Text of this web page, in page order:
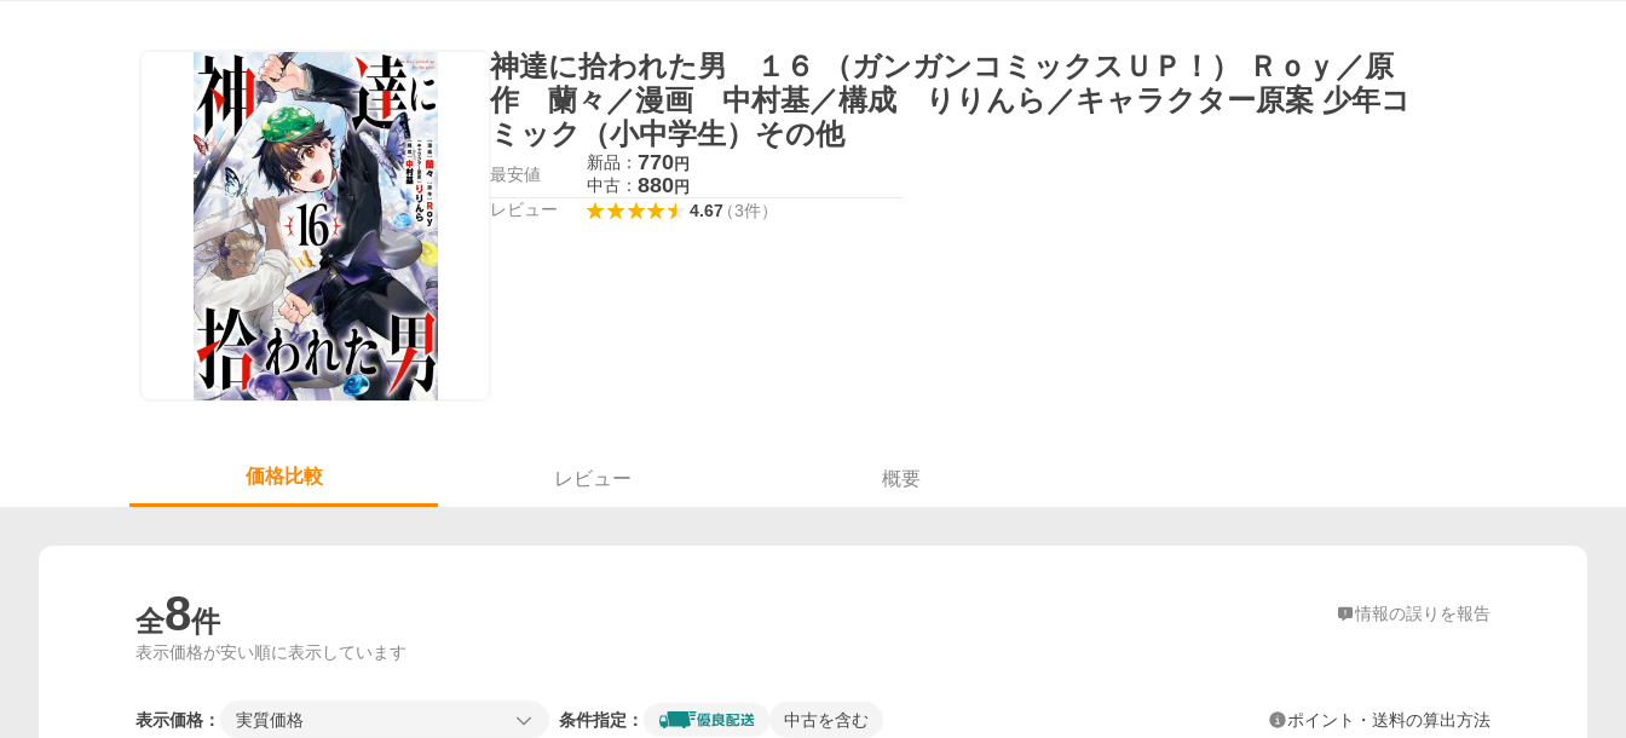
神達に拾われた男 １６ （ガンガンコミックスＵＰ！） Ｒｏｙ／原
作 蘭々／漫画 中村基／構成 りりんら／キャラクター原案 少年コ
ミック（小中学生）その他
最安値
新品： 770円
中古： 880円
レビュー 4.67（3件）
価格比較 レビュー 概要
全8件 情報の誤りを報告
表示価格が安い順に表示しています
表示価格： 実質価格 条件指定： 中古を含む ポイント・送料の算出方法